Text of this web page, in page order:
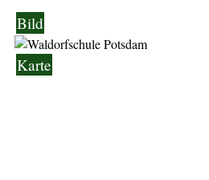
Bild
Karte